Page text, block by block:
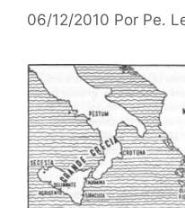
06/12/2010 Por Pe.